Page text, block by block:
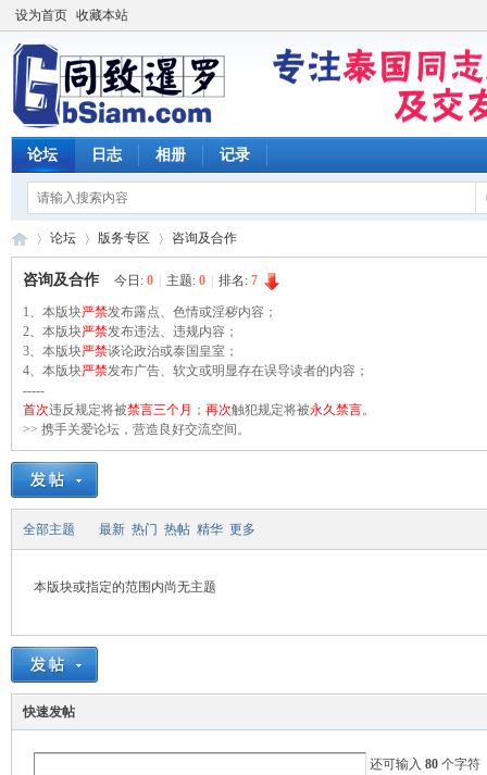
设为首页 收藏本站
论坛 日志 相册 记录
同
致
»
论坛
›
版务专区
›
咨询及合作
咨询及合作 今日: 0 主题: 0 排名: 7
1、本版块严禁发布露点、色情或淫秽内容；
2、本版块严禁发布违法、违规内容；
3、本版块严禁谈论政治或泰国皇室；
4、本版块严禁发布广告、软文或明显存在误导读者的内容；
-----
首次违反规定将被禁言三个月 ； 再次触犯规定将被永久禁言。
>> 携手关爱论坛，营造良好交流空间。
全部主题 最新 热门 热帖 精华 更多
本版块或指定的范围内尚无主题
快速发帖
还可输入 80个字符